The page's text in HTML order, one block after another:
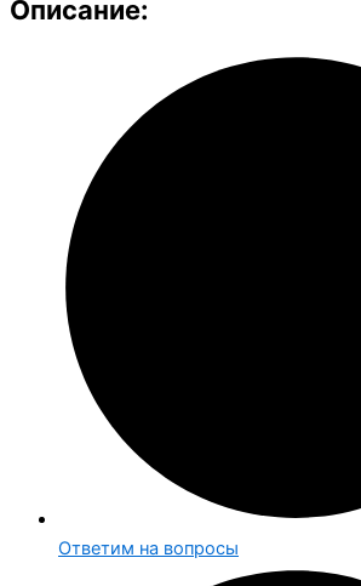
Описание:
Ответим на вопросы